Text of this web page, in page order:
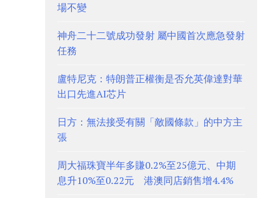
場不變
神舟二十二號成功發射 屬中國首次應急發射
任務
盧特尼克：特朗普正權衡是否允英偉達對華
出口先進AI芯片
日方：無法接受有關「敵國條款」的中方主
張
周大福珠寶半年多賺0.2%至25億元、中期
息升10%至0.22元 港澳同店銷售增4.4%